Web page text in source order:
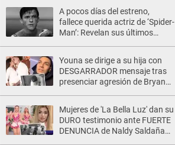
A pocos días del estreno,
fallece querida actriz de ‘Spider-
Man’: Revelan sus últimos
Youna se dirige a su hija con
DESGARRADOR mensaje tras
presenciar agresión de Bryan
Mujeres de 'La Bella Luz' dan su
DURO testimonio ante FUERTE
DENUNCIA de Naldy Saldaña